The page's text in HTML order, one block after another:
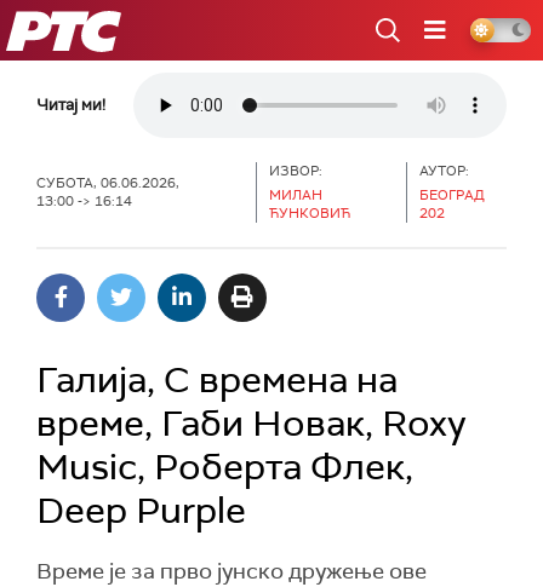
РТС
Читај ми!
СУБОТА, 06.06.2026,
13:00 -> 16:14
ИЗВОР:
МИЛАН
ЋУНКОВИЋ
АУТОР:
БЕОГРАД
202
Галијa, С времена на
време, Габи Новак, Roxy
Music, Роберта Флек,
Deep Purple
Време је за прво јунско дружење ове